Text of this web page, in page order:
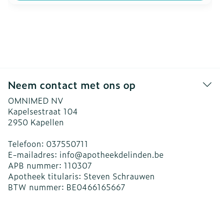
Neem contact met ons op
OMNIMED NV
Kapelsestraat 104
2950 Kapellen
Telefoon: 037550711
E-mailadres: info@apotheekdelinden.be
APB nummer: 110307
Apotheek titularis: Steven Schrauwen
BTW nummer: BE0466165667